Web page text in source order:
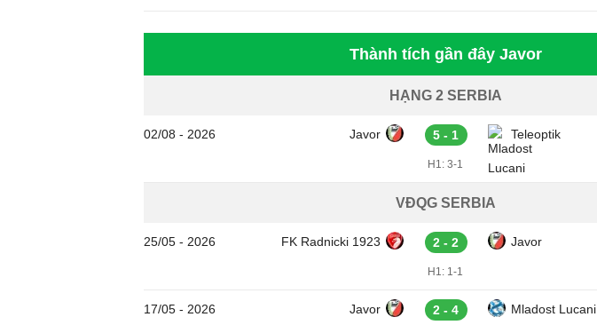
Thành tích gần đây Javor
HẠNG 2 SERBIA
02/08 - 2026 Javor 5 - 1 Teleoptik
H1: 3-1
VĐQG SERBIA
25/05 - 2026 FK Radnicki 1923 2 - 2 Javor
H1: 1-1
17/05 - 2026 Javor 2 - 4 Mladost Lucani